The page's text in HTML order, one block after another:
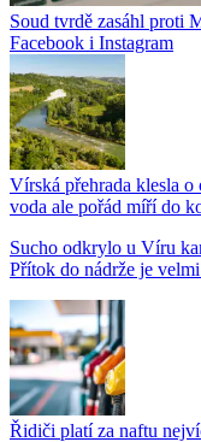
Soud tvrdě zasáhl proti
Facebook i Instagram
Vírská přehrada klesla o
voda ale pořád míří do
Sucho odkrylo u Víru
Přítok do nádrže je
Řidiči platí za naftu